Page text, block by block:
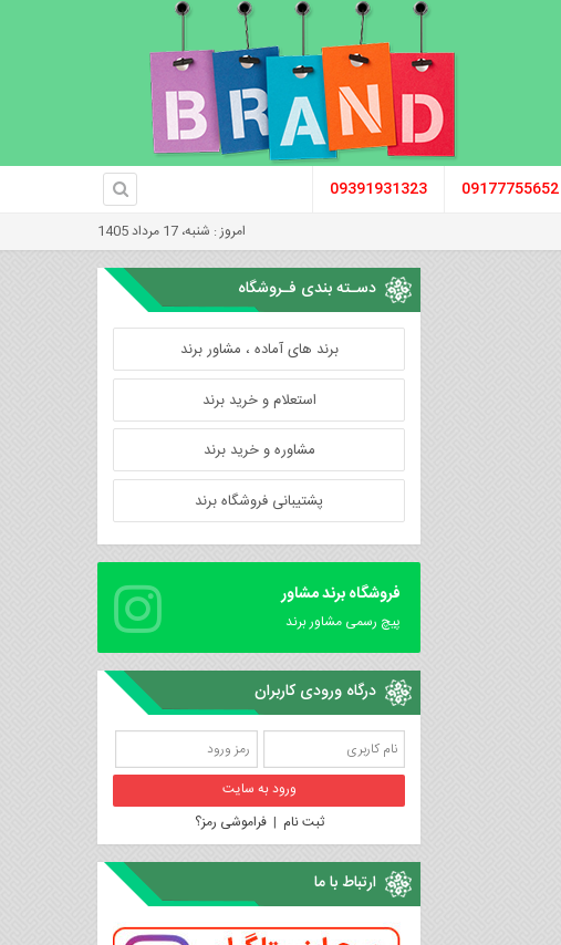
09177755652
09391931323
امروز : شنبه، 17 مرداد 1405
دسـته بندی فـروشگاه
برند های آماده ، مشاور برند
استعلام و خرید برند
مشاوره و خرید برند
پشتیبانی فروشگاه برند
فروشگاه برند مشاور
پیچ رسمی مشاور برند
درگاه ورودی کاربران
ثبت نام |فراموشی رمز؟
ارتباط با ما